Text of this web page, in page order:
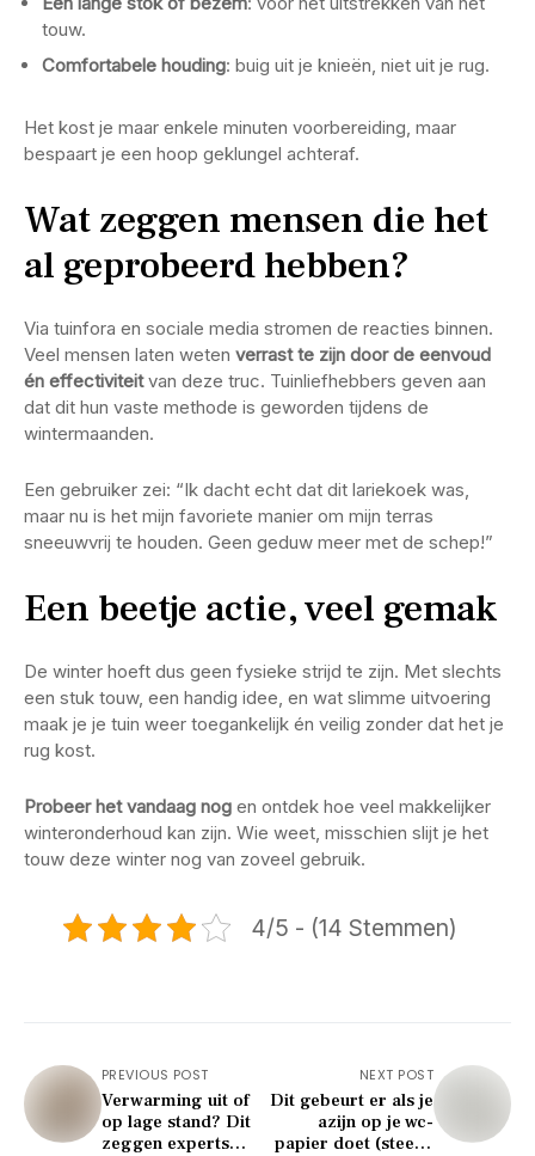
touw.
Comfortabele houding: buig uit je knieën, niet uit je rug.
Het kost je maar enkele minuten voorbereiding, maar
bespaart je een hoop geklungel achteraf.
Wat zeggen mensen die het
al geprobeerd hebben?
Via tuinfora en sociale media stromen de reacties binnen.
Veel mensen laten weten verrast te zijn door de eenvoud
én effectiviteitvan deze truc. Tuinliefhebbers geven aan
dat dit hun vaste methode is geworden tijdens de
wintermaanden.
Een gebruiker zei: “Ik dacht echt dat dit lariekoek was,
maar nu is het mijn favoriete manier om mijn terras
sneeuwvrij te houden. Geen geduw meer met de schep!”
Een beetje actie, veel gemak
De winter hoeft dus geen fysieke strijd te zijn. Met slechts
een stuk touw, een handig idee, en wat slimme uitvoering
maak je je tuin weer toegankelijk én veilig zonder dat het je
rug kost.
Probeer het vandaag nog en ontdek hoe veel makkelijker
winteronderhoud kan zijn. Wie weet, misschien slijt je het
touw deze winter nog van zoveel gebruik.
4/5 - (14 Stemmen)
PREVIOUS POST
Verwarming uit of
op lage stand? Dit
zeggen experts
NEXT POST
Dit gebeurt er als je
azijn op je wc-
papier doet (steeds